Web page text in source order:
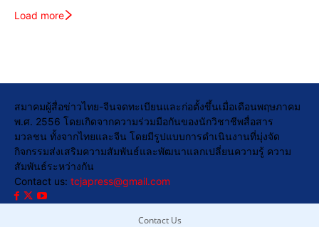
Load more
สมาคมผู้สื่อข่าวไทย-จีนจดทะเบียนและก่อตั้งขึ้นเมื่อเดือนพฤษภาคม
พ.ศ. 2556 โดยเกิดจากความร่วมมือกันของนักวิชาชีพสื่อสาร
มวลชน ทั้งจากไทยและจีน โดยมีรูปแบบการดำเนินงานที่มุ่งจัด
กิจกรรมส่งเสริมความสัมพันธ์และพัฒนาแลกเปลี่ยนความรู้ ความ
สัมพันธ์ระหว่างกัน
Contact us: tcjapress@gmail.com
Contact Us